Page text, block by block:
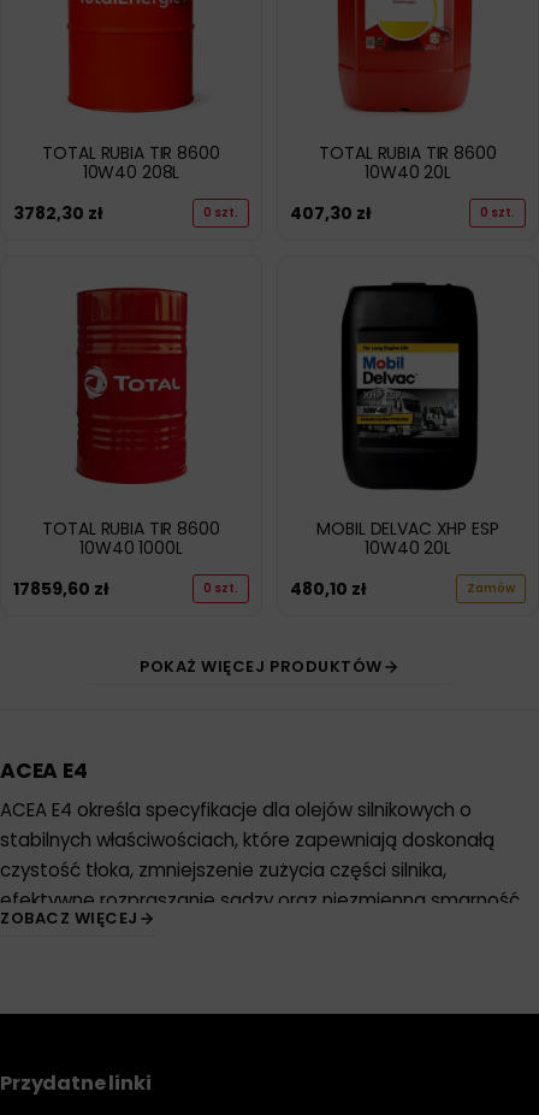
TOTAL RUBIA TIR 8600
10W40 208L
3782,30 zł 0 szt.
TOTAL RUBIA TIR 8600
10W40 20L
407,30 zł 0 szt.
TOTAL RUBIA TIR 8600
10W40 1000L
17859,60 zł 0 szt.
MOBIL DELVAC XHP ESP
10W40 20L
480,10 zł Zamów
POKAŻ WIĘCEJ PRODUKTÓW
ACEA E4
ACEA E4 określa specyfikacje dla olejów silnikowych o
stabilnych właściwościach, które zapewniają doskonałą
czystość tłoka, zmniejszenie zużycia części silnika,
efektywne rozpraszanie sadzy oraz niezmienną smarność.
Specyfikacja ta jest zalecana dla nowoczesnych silników
warunkach, takich jak znacznie wydłużone okresy między
ZOBACZ WIĘCEJ
Przydatne linki